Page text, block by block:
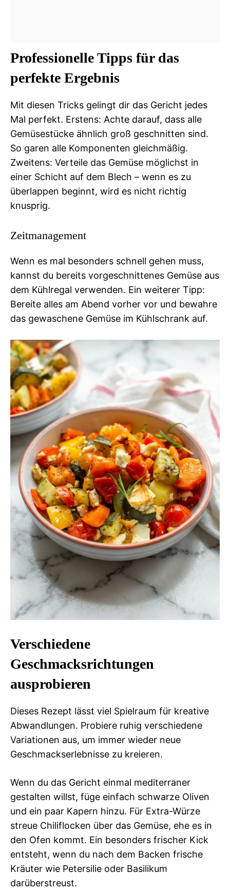
Professionelle Tipps für das
perfekte Ergebnis
Mit diesen Tricks gelingt dir das Gericht jedes
Mal perfekt. Erstens: Achte darauf, dass alle
Gemüsestücke ähnlich groß geschnitten sind.
So garen alle Komponenten gleichmäßig.
Zweitens: Verteile das Gemüse möglichst in
einer Schicht auf dem Blech – wenn es zu
überlappen beginnt, wird es nicht richtig
knusprig.
Zeitmanagement
Wenn es mal besonders schnell gehen muss,
kannst du bereits vorgeschnittenes Gemüse aus
dem Kühlregal verwenden. Ein weiterer Tipp:
Bereite alles am Abend vorher vor und bewahre
das gewaschene Gemüse im Kühlschrank auf.
Verschiedene
Geschmacksrichtungen
ausprobieren
Dieses Rezept lässt viel Spielraum für kreative
Abwandlungen. Probiere ruhig verschiedene
Variationen aus, um immer wieder neue
Geschmackserlebnisse zu kreieren.
Wenn du das Gericht einmal mediterraner
gestalten willst, füge einfach schwarze Oliven
und ein paar Kapern hinzu. Für Extra-Würze
streue Chiliflocken über das Gemüse, ehe es in
den Ofen kommt. Ein besonders frischer Kick
entsteht, wenn du nach dem Backen frische
Kräuter wie Petersilie oder Basilikum
darüberstreust.